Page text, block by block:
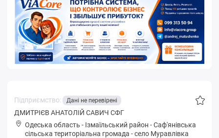
Підприємство: Дані не перевірені
ДМИТРІЄВ АНАТОЛІЙ САВИЧ CФГ
Одеська область - Ізмаїльський район -Сaф'янівськa
сільська територіальна громада -село Муравлівка